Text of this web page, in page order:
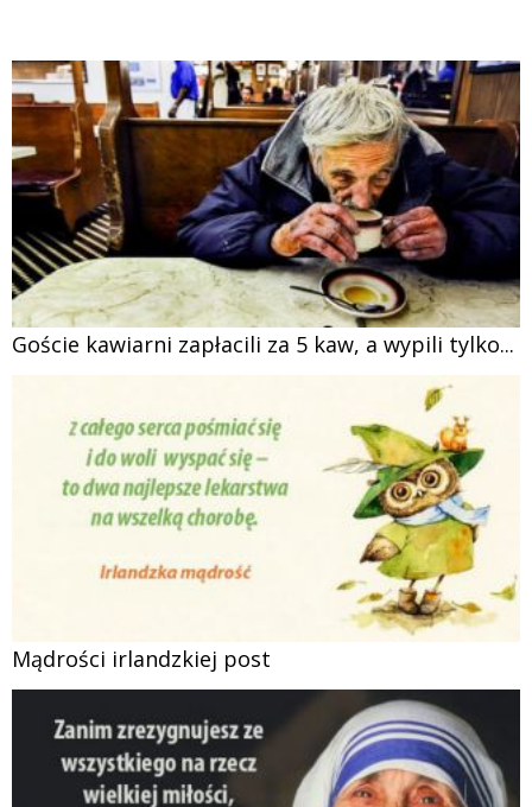
Goście kawiarni zapłacili za 5 kaw, a wypili tylko...
Mądrości irlandzkiej post